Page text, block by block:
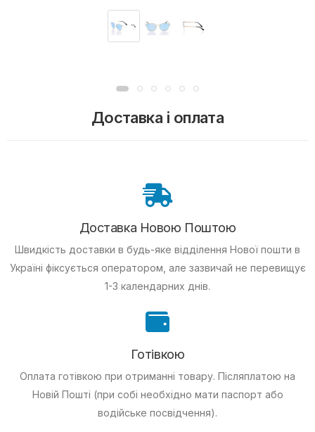
Доставка і оплата
Доставка Новою Поштою
Швидкість доставки в будь-яке відділення Нової пошти в
Україні фіксується оператором, але зазвичай не перевищує
1-3 календарних днів.
Готівкою
Оплата готівкою при отриманні товару. Післяплатою на
Новій Пошті (при собі необхідно мати паспорт або
водійське посвідчення).